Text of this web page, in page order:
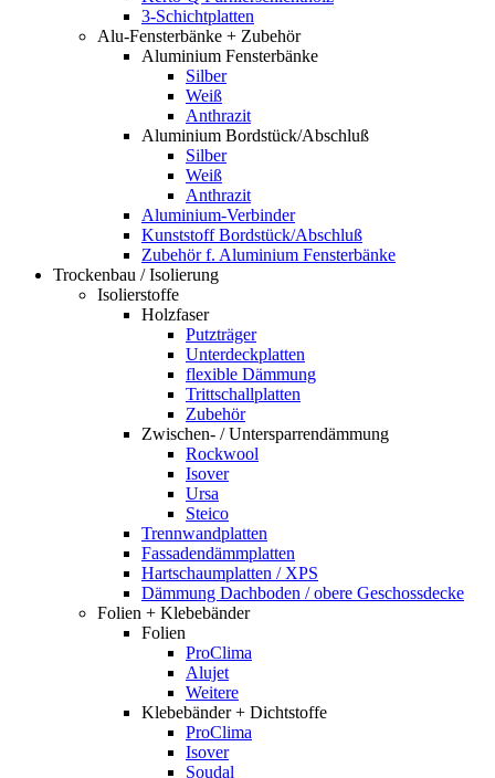
3-Schichtplatten
Alu-Fensterbänke + Zubehör
Aluminium Fensterbänke
Silber
Weiß
Anthrazit
Aluminium Bordstück/Abschluß
Silber
Weiß
Anthrazit
Aluminium-Verbinder
Kunststoff Bordstück/Abschluß
Zubehör f. Aluminium Fensterbänke
Trockenbau / Isolierung
Isolierstoffe
Holzfaser
Putzträger
Unterdeckplatten
flexible Dämmung
Trittschallplatten
Zubehör
Zwischen- / Untersparrendämmung
Rockwool
Isover
Ursa
Steico
Trennwandplatten
Fassadendämmplatten
Hartschaumplatten / XPS
Dämmung Dachboden / obere Geschossdecke
Folien + Klebebänder
Folien
ProClima
Alujet
Weitere
Klebebänder + Dichtstoffe
ProClima
Isover
Soudal